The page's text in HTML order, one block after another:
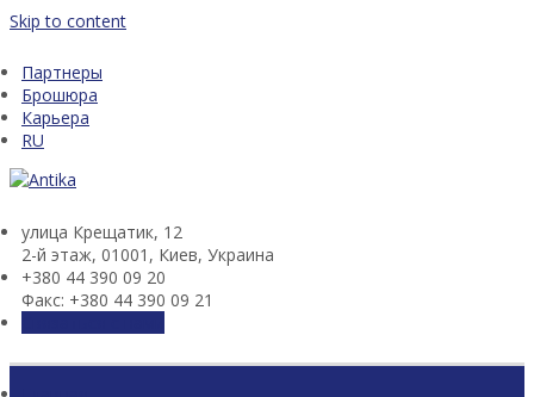
Skip to content
Партнеры
Брошюра
Карьера
RU
улица Крещатик, 12
2-й этаж, 01001, Киев, Украина
+380 44 390 09 20
Факс: +380 44 390 09 21